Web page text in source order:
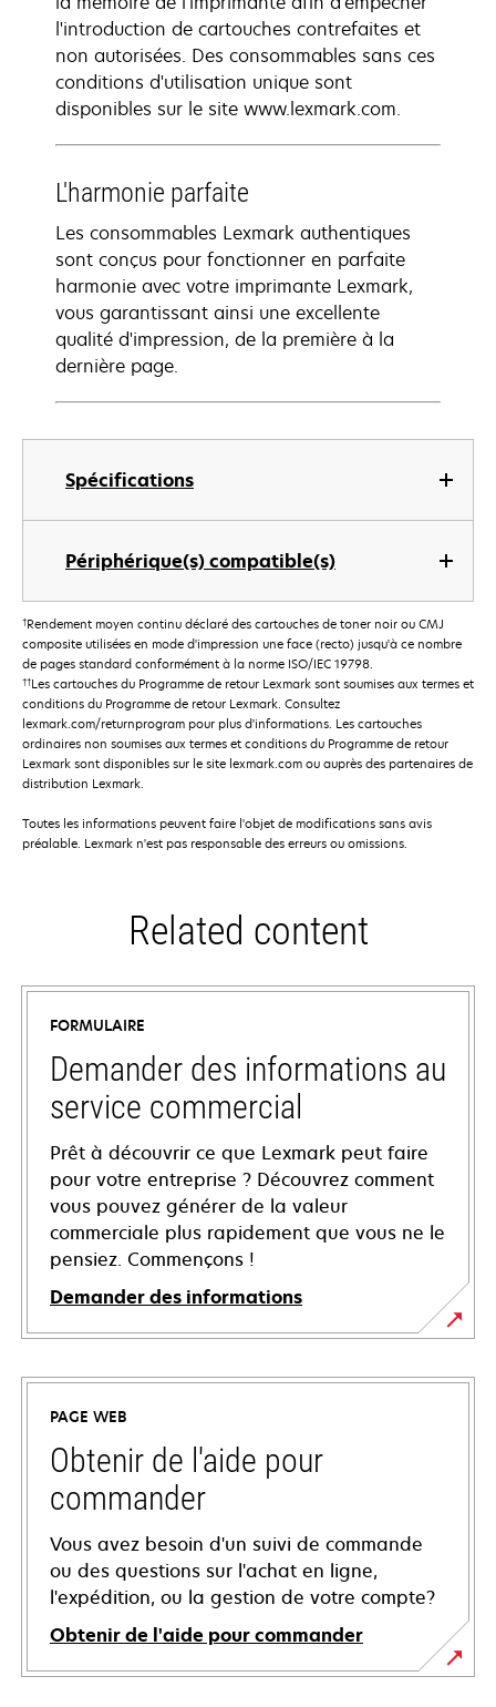
Spécifications
Périphérique(s) compatible(s)
l'introduction de cartouches contrefaites et
non autorisées. Des consommables sans ces
conditions d'utilisation unique sont
disponibles sur le site www.lexmark.com.
L'harmonie parfaite
Les consommables Lexmark authentiques
sont conçus pour fonctionner en parfaite
harmonie avec votre imprimante Lexmark,
vous garantissant ainsi une excellente
qualité d'impression, de la première à la
dernière page.
†Rendement moyen continu déclaré des cartouches de toner noir ou CMJ
composite utilisées en mode d'impression une face (recto) jusqu'à ce nombre
de pages standard conformément à la norme ISO/IEC 19798.
††Les cartouches du Programme de retour Lexmark sont soumises aux termes et
conditions du Programme de retour Lexmark. Consultez
lexmark.com/returnprogram pour plus d'informations. Les cartouches
ordinaires non soumises aux termes et conditions du Programme de retour
Lexmark sont disponibles sur le site lexmark.com ou auprès des partenaires de
distribution Lexmark.
Toutes les informations peuvent faire l'objet de modifications sans avis
préalable. Lexmark n'est pas responsable des erreurs ou omissions.
Related content
FORMULAIRE
Demander des informations au
service commercial
Prêt à découvrir ce que Lexmark peut faire
pour votre entreprise ? Découvrez comment
vous pouvez générer de la valeur
commerciale plus rapidement que vous ne le
pensiez. Commençons !
Demander des informations
PAGE WEB
Obtenir de l'aide pour
commander
Vous avez besoin d'un suivi de commande
ou des questions sur l'achat en ligne,
l'expédition, ou la gestion de votre compte?
Obtenir de l'aide pour commander